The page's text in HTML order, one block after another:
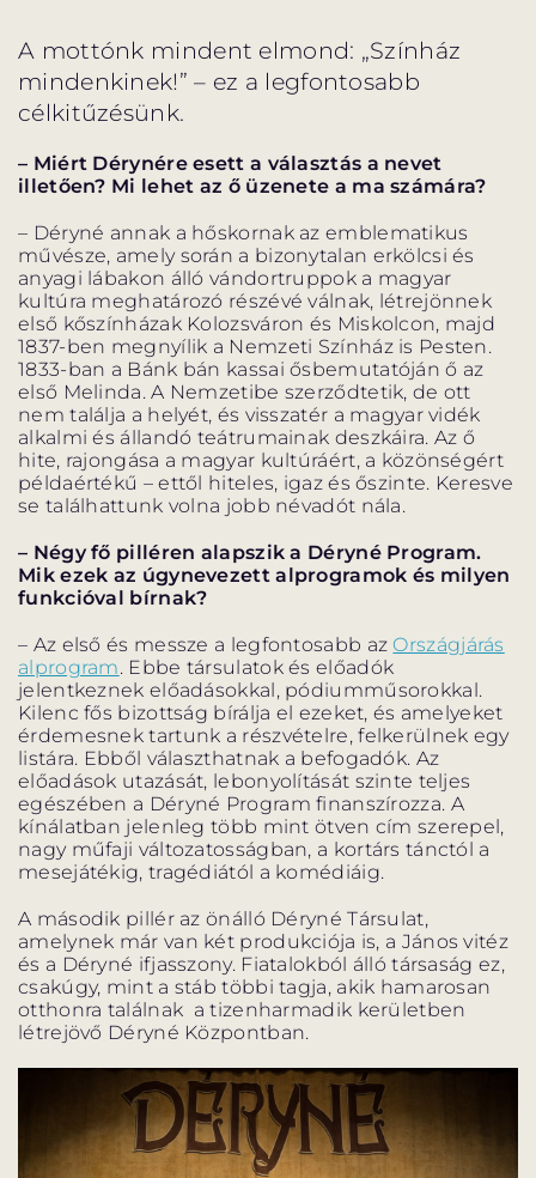
A mottónk mindent elmond: „Színház
mindenkinek!” – ez a legfontosabb
célkitűzésünk.
– Miért Dérynére esett a választás a nevet
illetően? Mi lehet az ő üzenete a ma számára?
– Déryné annak a hőskornak az emblematikus
művésze, amely során a bizonytalan erkölcsi és
anyagi lábakon álló vándortruppok a magyar
kultúra meghatározó részévé válnak, létrejönnek
első kőszínházak Kolozsváron és Miskolcon, majd
1837-ben megnyílik a Nemzeti Színház is Pesten.
1833-ban a Bánk bán kassai ősbemutatóján ő az
első Melinda. A Nemzetibe szerződtetik, de ott
nem találja a helyét, és visszatér a magyar vidék
alkalmi és állandó teátrumainak deszkáira. Az ő
hite, rajongása a magyar kultúráért, a közönségért
példaértékű – ettől hiteles, igaz és őszinte. Keresve
se találhattunk volna jobb névadót nála.
– Négy fő pilléren alapszik a Déryné Program.
Mik ezek az úgynevezett alprogramok és milyen
funkcióval bírnak?
– Az első és messze a legfontosabb az Országjárás
alprogram. Ebbe társulatok és előadók
jelentkeznek előadásokkal, pódiumműsorokkal.
Kilenc fős bizottság bírálja el ezeket, és amelyeket
érdemesnek tartunk a részvételre, felkerülnek egy
listára. Ebből választhatnak a befogadók. Az
előadások utazását, lebonyolítását szinte teljes
egészében a Déryné Program finanszírozza. A
kínálatban jelenleg több mint ötven cím szerepel,
nagy műfaji változatosságban, a kortárs tánctól a
mesejátékig, tragédiától a komédiáig.
A második pillér az önálló Déryné Társulat,
amelynek már van két produkciója is, a János vitéz
és a Déryné ifjasszony. Fiatalokból álló társaság ez,
csakúgy, mint a stáb többi tagja, akik hamarosan
otthonra találnak a tizenharmadik kerületben
létrejövő Déryné Központban.